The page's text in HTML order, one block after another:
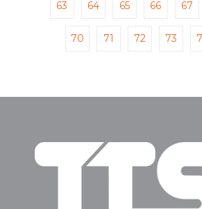
63 64 65 66 67
70 71 72 73